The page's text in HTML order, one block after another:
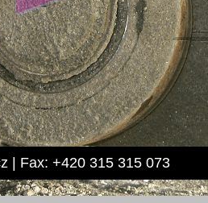
| Fax: +420 315 315 073